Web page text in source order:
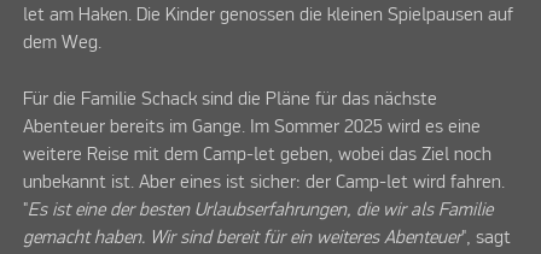
let am Haken. Die Kinder genossen die kleinen Spielpausen auf
dem Weg.
Für die Familie Schack sind die Pläne für das nächste
Abenteuer bereits im Gange. Im Sommer 2025 wird es eine
weitere Reise mit dem Camp-let geben, wobei das Ziel noch
unbekannt ist. Aber eines ist sicher: der Camp-let wird fahren.
"Es ist eine der besten Urlaubserfahrungen, die wir als Familie
gemacht haben. Wir sind bereit für ein weiteres Abenteuer", sagt